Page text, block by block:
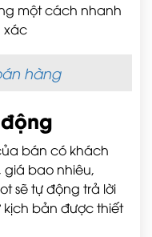
một cách nhanh
xác
hàng
bán có khách
bao nhiêu,
sẽ tự động trả lời
bản được thiết